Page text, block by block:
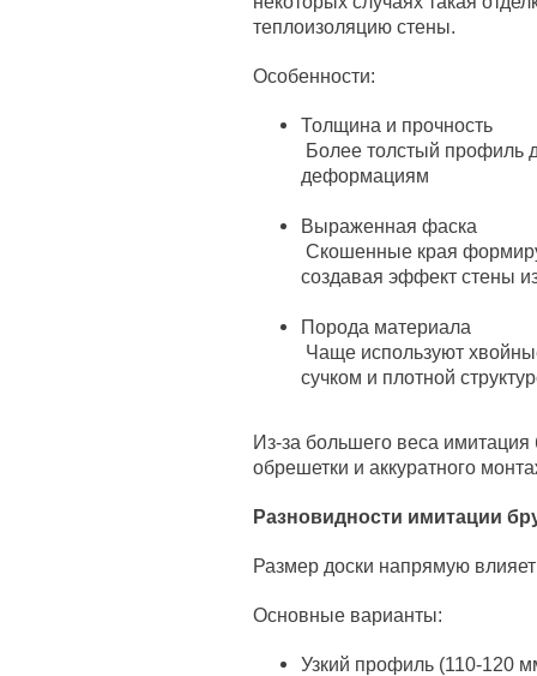
теплоизоляцию стены.
Особенности:
Толщина и прочность
Более толстый профиль
деформациям
Выраженная фаска
Скошенные края
создавая эффект стены
Порода материала
Чаще используют
сучком и плотной
Из-за большего веса
обрешетки и аккуратного
Разновидности имитации
Размер доски напрямую
Основные варианты:
Узкий профиль (110-120